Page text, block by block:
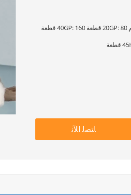
كرتون 565 × 460 × 940 مم 20GP: 80 قطعة 40GP: 160 قطعة
ﺎﺘﺼﻟ ﺍﻶﻧ